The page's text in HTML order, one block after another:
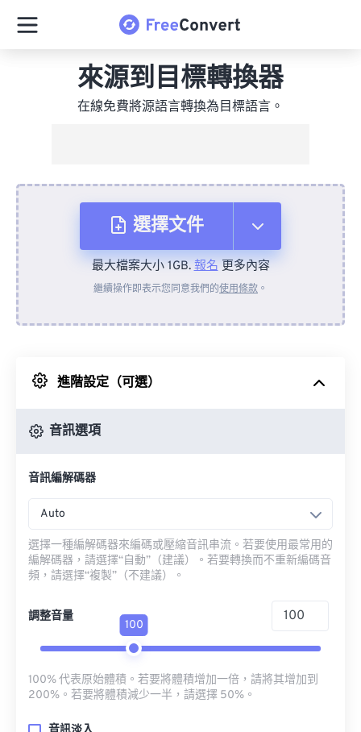
來源到目標轉換器
在線免費將源語言轉換為目標語言。
選擇文件
來自裝置
來自 Google 雲端硬碟
最大檔案大小 1GB.報名更多內容
繼續操作即表示您同意我們的使用條款 。
進階設定（可選）
音訊選項
音訊編解碼器
Auto
選擇一種編解碼器來編碼或壓縮音訊串流。若要使用最常用的
編解碼器，請選擇“自動”（建議）。若要轉換而不重新編碼音
頻，請選擇“複製”（不建議）。
調整音量
100
100% 代表原始體積。若要將體積增加一倍，請將其增加到
200%。若要將體積減少一半，請選擇 50%。